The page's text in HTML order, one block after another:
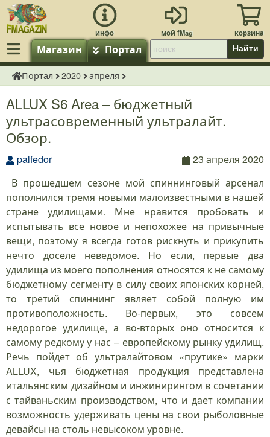
Магазин Портал Найти
fMagazin.ru
Портал 2020 апреля
ALLUX S6 Area – бюджетный
ультрасовременный ультралайт.
Обзор.
palfedor
23 апреля 2020
В прошедшем сезоне мой спиннинговый арсенал
пополнился тремя новыми малоизвестными в нашей
стране удилищами. Мне нравится пробовать и
испытывать все новое и непохожее на привычные
вещи, поэтому я всегда готов рискнуть и прикупить
нечто доселе неведомое. Но если, первые два
удилища из моего пополнения относятся к не самому
бюджетному сегменту в силу своих японских корней,
то третий спиннинг являет собой полную им
противоположность. Во-первых, это совсем
недорогое удилище, а во-вторых оно относится к
самому редкому у нас – европейскому рынку удилищ.
Речь пойдет об ультралайтовом «прутике» марки
ALLUX, чья бюджетная продукция представлена
итальянским дизайном и инжинирингом в сочетании
с тайваньским производством, что и дает компании
возможность удерживать цены на свои рыболовные
девайсы на столь невысоком уровне.